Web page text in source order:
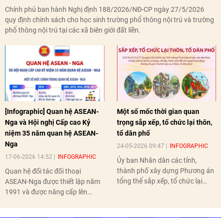
Chính phủ ban hành Nghị định 188/2026/NĐ-CP ngày 27/5/2026
quy định chính sách cho học sinh trường phổ thông nội trú và trường
phổ thông nội trú tại các xã biên giới đất liền.
[Infographic] Quan hệ ASEAN-
Nga và Hội nghị Cấp cao Kỷ
niệm 35 năm quan hệ ASEAN-
Nga
17-06-2026 14:52 INFOGRAPHIC
Quan hệ đối tác đối thoại
ASEAN-Nga được thiết lập năm
1991 và được nâng cấp lên
Một số mốc thời gian quan
trọng sắp xếp, tổ chức lại thôn,
tổ dân phố
24-05-2026 09:47 INFOGRAPHIC
Ủy ban Nhân dân các tỉnh,
thành phố xây dựng Phương án
tổng thể sắp xếp, tổ chức lại